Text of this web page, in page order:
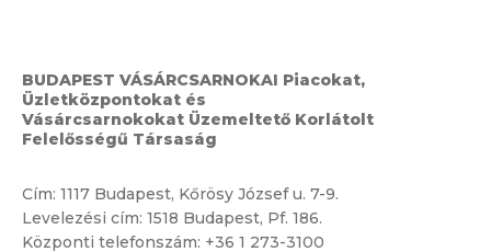
BUDAPEST VÁSÁRCSARNOKAI Piacokat,
Üzletközpontokat és
Vásárcsarnokokat Üzemeltető Korlátolt
Felelősségű Társaság
Cím: 1117 Budapest, Kőrösy József u. 7-9.
Levelezési cím: 1518 Budapest, Pf. 186.
Központi telefonszám: +36 1 273-3100